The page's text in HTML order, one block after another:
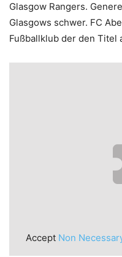
Glasgow Rangers.
Glasgows schwer. FC
Fußballklub der den Titel
Accept Non